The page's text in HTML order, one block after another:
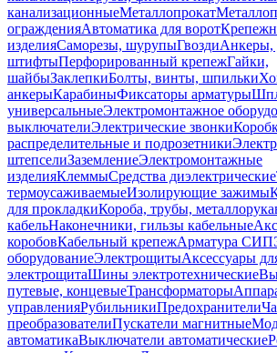
канализационныеМеталлопрокат
огражденияАвтоматика для ворот
изделияСаморезы, шурупыГвоздиАнкеры,
штифтыПерфорированный крепежГайки,
шайбыЗаклепкиБолты, винты, шпильки
анкерыКарабиныФиксаторы арматуры
универсальныеЭлектромонтажное
выключателиЭлектрические звонки
распределительные и подрозетники
штепселиЗаземлениеЭлектромонтажные
изделияКлеммыСредства диэлектрические
термоусаживаемыеИзолирующие зажимы
для прокладкиКороба, трубы,
кабельНаконечники, гильзы кабельные
коробовКабельный крепежАрматура СИП
оборудованиеЭлектрощитыАксессуары
электрощитаШины электротехнические
путевые, концевыеТрансформаторы
управленияРубильникиПредохранители
преобразователиПускатели магнитные
автоматикаВыключатели автоматические